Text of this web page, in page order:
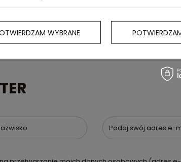
Podaj swój adres e-
WYBRANE